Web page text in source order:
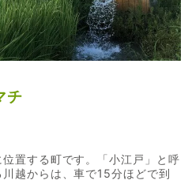
チ
置する町です。「小江戸」と呼
越からは、車で15分ほどで到